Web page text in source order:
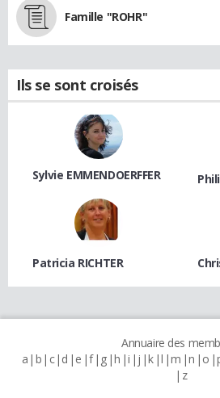
Famille "ROHR"
Ils se sont croisés
Sylvie EMMENDOERFFER
Patricia RICHTER
Annuaire des
a b c d e f g h i j k l m n o
z